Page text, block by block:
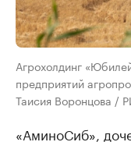
Агрохолдинг
предприятий
Таисия Воронцова /
«АминоСиб»,